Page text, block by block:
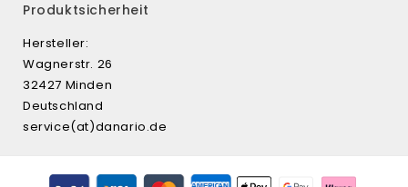
Produktsicherheit
Hersteller:
Wagnerstr. 26
32427 Minden
Deutschland
service(at)danario.de
Zahlungsmethoden